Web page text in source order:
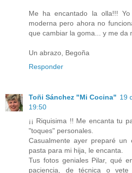
Me ha encantado la olla!!!
moderna pero ahora no
que cambiar la goma... y me da
Un abrazo, Begoña
Responder
Toñi Sánchez "Mi Cocina" 19
19:50
¡¡ Riquisima !! Me encanta tu
"toques" personales.
Casualmente ayer preparé
pasta para mi hija, le encanta.
Tus fotos geniales Pilar, qué
paciencia, de técnica o